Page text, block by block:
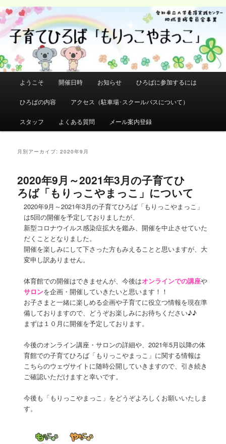
メ
イ
ン
ン
テ
サ
ブ
コ
テ
ン
検
ュ
ようこそ 開催日時 お知らせ ひろばに参加するには
ひろばの内容 アクセス（駐車場･スクールバスについて）
スタッフ よくある質問 メール案内登録
月別アーカイブ:2020年9月
2020年9月～2021年3月の子育てひ
ろば「もりっこやまっこ」について
2020年9月～2021年3月の子育てひろば「もりっこやまっこ」
は5回の開催を予定しておりましたが、
新型コロナウイルス感染症拡大を鑑み、開催を中止させていた
だくこととなりました。
開催を楽しみにして下さった方もみえることと思いますが、大
変申し訳ありません。
体育館での開催はできませんが、今後はオンラインでの講座や
サロンを企画・開催していきたいと思います！！
お子さまと一緒に楽しめる企画や子育てに役立つ情報を現在準
備しておりますので、どうぞお楽しみにお待ちください♪♪
まずは１０月に開催を予定しております。
今後のオンライン講座・サロンの詳細や、2021年5月以降の体
育館での子育てひろば「もりっこやまっこ」に関する情報は
こちらのウェヴサイトに随時公開していきますので、引き続き
ご確認いただけますと幸いです。
今後も「もりっこやまっこ」をどうぞよろしくお願いいたしま
す。